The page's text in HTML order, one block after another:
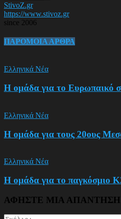
StivoZ.gr
https://www.stivoz.gr
since 2006
ΠΑΡΟΜΟΙΑ ΑΡΘΡΑ
Ελληνικά Νέα
Η ομάδα για το Ευρωπαικό
Ελληνικά Νέα
Η ομάδα για τους 20ους
Ελληνικά Νέα
Η ομάδα για το παγκόσμιο
ΑΦΗΣΤΕ ΜΙΑ ΑΠΑΝΤΗΣΗ